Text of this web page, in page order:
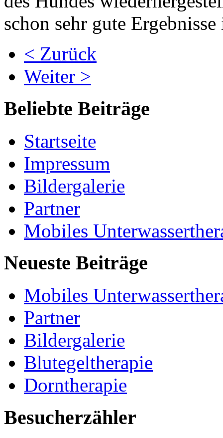
schon sehr gute
< Zurück
Weiter >
Beliebte Beiträge
Startseite
Impressum
Bildergalerie
Partner
Mobiles
Neueste Beiträge
Mobiles
Partner
Bildergalerie
Blutegeltherapie
Dorntherapie
Besucherzähler